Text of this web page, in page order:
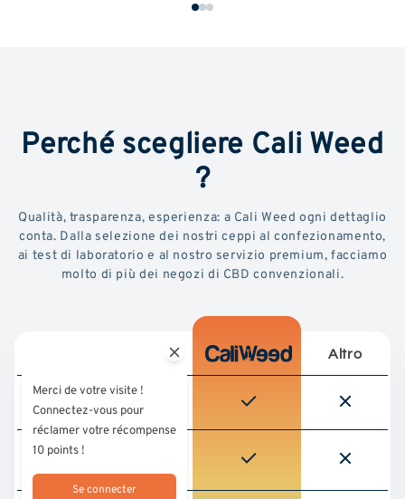
Perché scegliere Cali Weed
?
Qualità, trasparenza, esperienza: a Cali Weed ogni dettaglio
conta. Dalla selezione dei nostri ceppi al confezionamento,
ai test di laboratorio e al nostro servizio premium, facciamo
molto di più dei negozi di CBD convenzionali.
Altro
Testato da un
laboratorio di terze parti
Approvvigionamento
responsabile (cultura
UE)
Merci de votre visite !
Connectez-vous pour
réclamer votre récompense
10 points !
Se connecter